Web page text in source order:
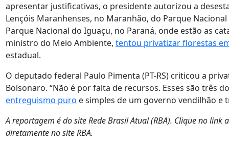
apresentar justificativas, o presidente autorizou a
Lençóis Maranhenses, no Maranhão, do Parque
Parque Nacional do Iguaçu, no Paraná, onde estão as
ministro do Meio Ambiente, tentou privatizar florestas
estadual.
O deputado federal Paulo Pimenta (PT-RS) criticou a
Bolsonaro. “Não é por falta de recursos. Esses são três
entreguismo puro e simples de um governo vendilhão e
A reportagem é do site Rede Brasil Atual (RBA). Clique no
diretamente no site RBA.